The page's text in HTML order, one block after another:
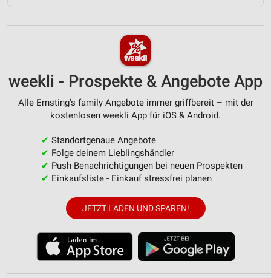
weekli - Prospekte & Angebote App
Alle Ernsting's family Angebote immer griffbereit – mit der
kostenlosen weekli App für iOS & Android.
✔ Standortgenaue Angebote
✔ Folge deinem Lieblingshändler
✔ Push-Benachrichtigungen bei neuen Prospekten
✔ Einkaufsliste - Einkauf stressfrei planen
JETZT LADEN UND SPAREN!